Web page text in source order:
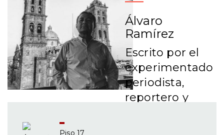
Álvaro
Ramírez
Escrito por el
experimentado
periodista,
reportero y
Piso 17